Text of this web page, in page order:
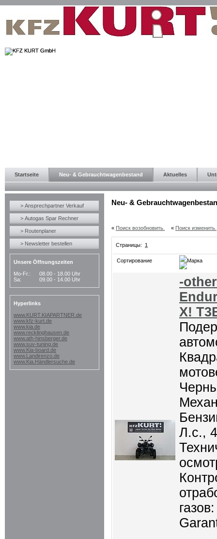
Startseite Neu- & Gebrauchtwagenbestand Aktuelles
> Ansprechpartner Verkauf
> Autogas Spar Rechner
> Routenplaner
> Newsletter bestellen
Unsere Öffnungszeiten
Mo-Fr.:
08.00 - 18.00 Uhr
Sa:
09.00 - 14.00 Uhr
Hyperlinks
www.KURT.KIAPARTNER.de
www.kfz-kurt.de
www.kia.de
www.recklinghausen.de
www.ath-hinsberger.de
www.suv-tuning.de
www.Kia-board.de
www.Landirenzo.de
www.Kia.Händlersuche.de
Neu- &
« Поиск возобновить. « Поиск изменить.
Страницы: 1
Сортирование Марка
-
X!
Л.с.,